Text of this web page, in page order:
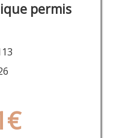
permis